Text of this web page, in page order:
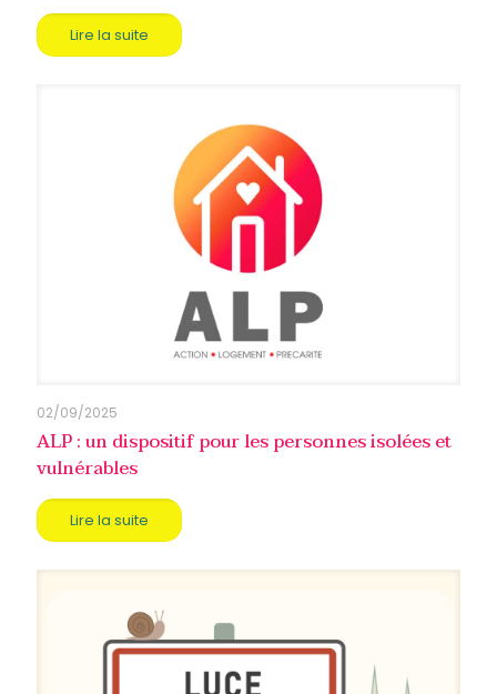
Lire la suite
02/09/2025
ALP : un dispositif pour les personnes isolées et
vulnérables
Lire la suite